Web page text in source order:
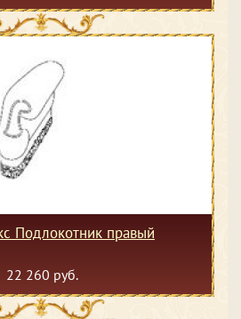
Подлокотник правый
22 260 руб.